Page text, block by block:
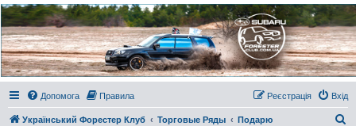
Украинский Форестер
Клуб
Всеукраинский клуб владельцев Subaru Forester. Клубные покатушки на природе и
еженедельные встречи, скидки от партнеров и просто много общения с друзьями.
Присоединяйтесь. Think. Feel. Drive.
Допомога
Правила Вхід
Реєстрація
Український Форестер Клуб Торговые Ряды Подарю